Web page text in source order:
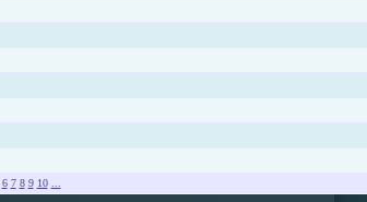
6 7 8 9 10 ...